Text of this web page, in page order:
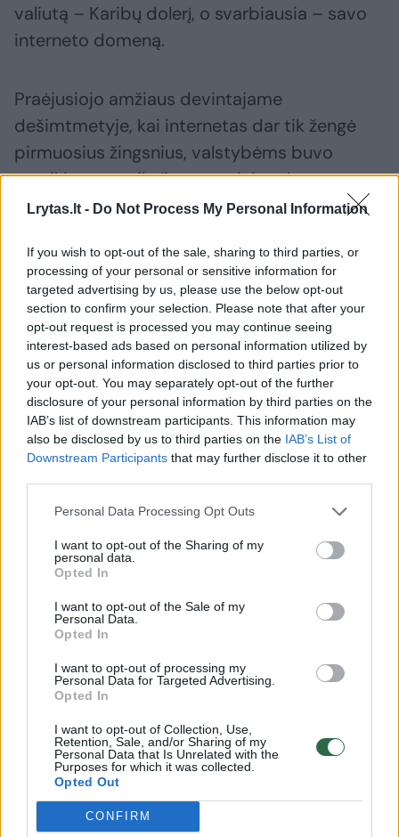
Lrytas.lt - Do Not Process My Personal Information
If you wish to opt-out of the sale, sharing to third parties, or
processing of your personal or sensitive information for
targeted advertising by us, please use the below opt-out
section to confirm your selection. Please note that after your
opt-out request is processed you may continue seeing
interest-based ads based on personal information utilized by
us or personal information disclosed to third parties prior to
your opt-out. You may separately opt-out of the further
disclosure of your personal information by third parties on the
IAB’s list of downstream participants. This information may
also be disclosed by us to third parties on the IAB’s List of
Downstream Participants that may further disclose it to other
Personal Data Processing Opt Outs
I want to opt-out of the Sharing of my
personal data.
Opted In
I want to opt-out of the Sale of my
Personal Data.
Opted In
I want to opt-out of processing my
Personal Data for Targeted Advertising.
Opted In
I want to opt-out of Collection, Use,
Retention, Sale, and/or Sharing of my
Personal Data that Is Unrelated with the
Purposes for which it was collected.
Opted Out
CONFIRM
valiutą – Karibų dolerį, o svarbiausia – savo
interneto domeną.
Praėjusiojo amžiaus devintajame
dešimtmetyje, kai internetas dar tik žengė
pirmuosius žingsnius, valstybėms buvo
suteikiamos unikalios svetainių adresų
galūnės. Antai JAV priklauso galūnė .us,
Angilijai atiteko iš pažiūros niekuo
neišsiskiriantis domenas – .ai. Tuomet mažai
kas galėjo nutuokti, kad šios dvi raidės gali
reikšti milžiniškus pinigus.
Negaili didžiulių sumų
JAV programinės įrangos kompanijos
„Hubspot“ vienas įkūrėjų Dharmeshas
Shahas turi dar vieną verslą – registruoja
įvairius interneto svetainių pavadinimus su
galūne .ai. Nieko nuostabaus, nes jis yra
didžiulis dirbtinio intelekto (angl. „Artificial
Norite skaityti toliau?
Prisijunkite prie mūsų bendruomenės ir tapkite
prenumeratoriumi